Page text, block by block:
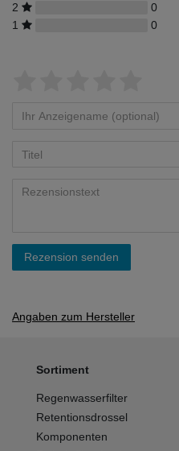
2
0
1
0
Rezension senden
Angaben zum Hersteller
Sortiment
Regenwasserfilter
Retentionsdrossel
Komponenten